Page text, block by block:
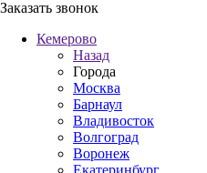
Заказать звонок
Кемерово
Назад
Города
Москва
Барнаул
Владивосток
Волгоград
Воронеж
Екатеринбург